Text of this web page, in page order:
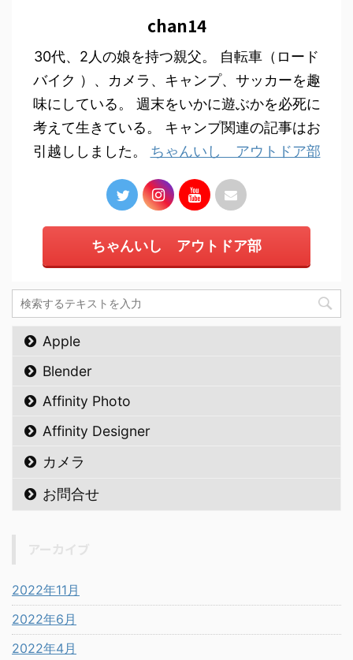
chan14
30代、2人の娘を持つ親父。 自転車（ロード
バイク ）、カメラ、キャンプ、サッカーを趣
味にしている。 週末をいかに遊ぶかを必死に
考えて生きている。 キャンプ関連の記事はお
引越ししました。 ちゃんいし アウトドア部
ちゃんいし アウトドア部
Apple
Blender
Affinity Photo
Affinity Designer
カメラ
お問合せ
2022年11月
2022年6月
2022年4月